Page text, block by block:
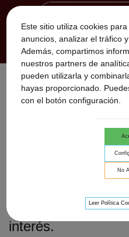
Este sitio utiliza cookies
anuncios, analizar el tráfico
Además, compartimos
nuestros partners de
pueden utilizarla y
hayas proporcionado.
con el botón configuración.
No
Leer Política
Inicio > Utara > Conferencias
CONFERENCIAS
Utara...la voz de la memoria
Utara habla y da
auditorios que le
aportación, donde
interés.